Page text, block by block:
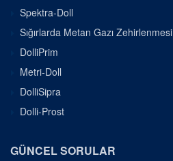
Spektra-Doll
Sığırlarda Metan Gazı Zehirlenmesi
DolliPrim
Metri-Doll
DolliSipra
Dolli-Prost
GÜNCEL SORULAR